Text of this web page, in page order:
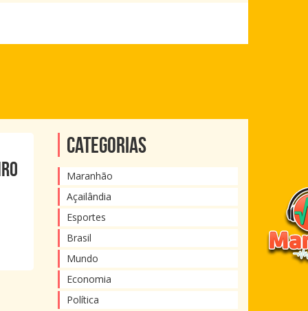
Categorias
Maranhão
Açailândia
Esportes
Brasil
Mundo
Economia
Política